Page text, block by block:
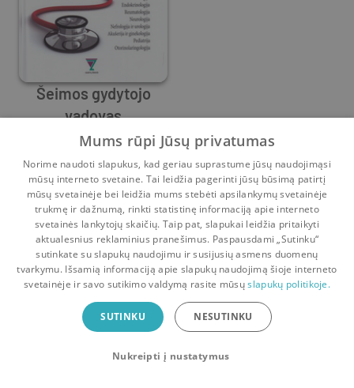
Šeimos gydytojo
vadovas
Algimantas Irnius,Diana Obelienienė ,Edita Gražulevičiūtė
Pradinis Krepšelis Pokalbiai Pranešimai Paskyra
Bookswap programėlė
Mainykis knygomis dar patogiau!
Uždaryti
Mums rūpi Jūsų privatumas
Norime naudoti slapukus, kad geriau suprastume jūsų naudojimąsi
mūsų interneto svetaine. Tai leidžia pagerinti jūsų būsimą patirtį
mūsų svetainėje bei leidžia mums stebėti apsilankymų svetainėje
trukmę ir dažnumą, rinkti statistinę informaciją apie interneto
svetainės lankytojų skaičių. Taip pat, slapukai leidžia pritaikyti
aktualesnius reklaminius pranešimus. Paspausdami „Sutinku“
sutinkate su slapukų naudojimu ir susijusių asmens duomenų
tvarkymu. Išsamią informaciją apie slapukų naudojimą šioje interneto
svetainėje ir savo sutikimo valdymą rasite mūsųslapukų politikoje.
SUTINKU NESUTINKU
Nukreipti į nustatymus